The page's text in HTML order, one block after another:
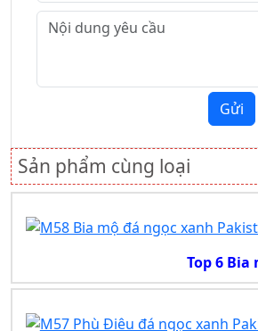
Gửi
Sản phẩm cùng loại
Top 6 Bia